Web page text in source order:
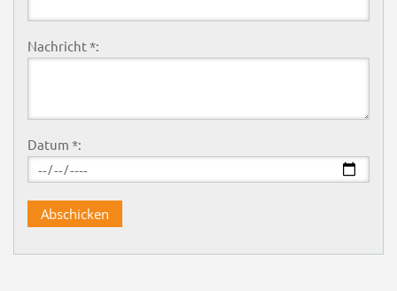
Nachricht *:
Datum *: